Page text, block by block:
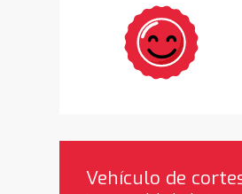
Vehículo de